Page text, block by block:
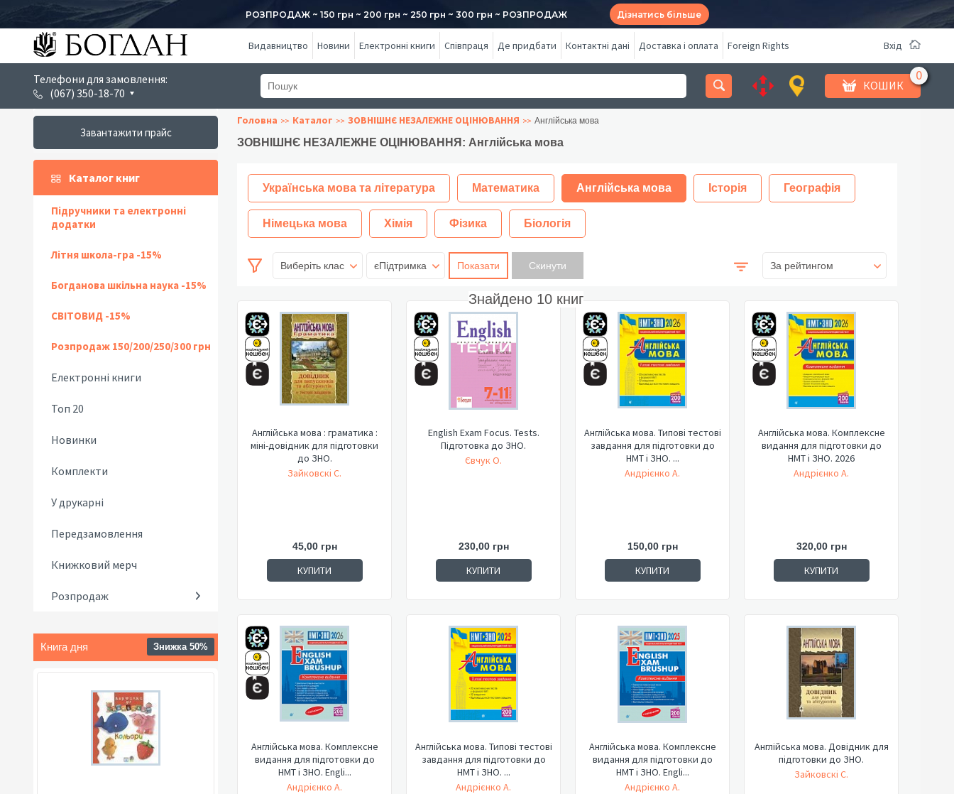
РОЗПРОДАЖ ~ 150 грн ~ 200 грн ~ 250 грн ~ 300 грн ~ РОЗПРОДАЖ Дізнатись більше
Видавництво Новини Електронні книги Співпраця Де придбати Контактні дані Доставка і оплата Foreign Rights Вхід
Телефони для замовлення:
(067) 350-18-70
КОШИК
Завантажити прайс
Каталог книг
Підручники та електронні
додатки
Літня школа-гра -15%
Богданова шкільна наука -15%
СВІТОВИД -15%
Розпродаж 150/200/250/300 грн
Електронні книги
Топ 20
Новинки
Комплекти
У друкарні
Передзамовлення
Книжковий мерч
Розпродаж
Книга дня Знижка 50%
Головна Каталог ЗОВНІШНЄ НЕЗАЛЕЖНЕ ОЦІНЮВАННЯ Англійська мова
ЗОВНІШНЄ НЕЗАЛЕЖНЕ ОЦІНЮВАННЯ: Англійська мова
Українська мова та література Математика Англійська мова Історія Географія
Німецька мова Хімія Фізика Біологія
Виберіть клас єПідтримка Показати
Знайдено 10 книг
За рейтингом
Англійська мова : граматика :
міні-довідник для підготовки
до ЗНО.
Зайковскі С.
45,00 грн
КУПИТИ
English Exam Focus. Tests.
Підготовка до ЗНО.
Євчук О.
230,00 грн
КУПИТИ
Англійська мова. Типові тестові
завдання для підготовки до
НМТ і ЗНО. ...
Андрієнко А.
150,00 грн
КУПИТИ
Англійська мова. Комплексне
видання для підготовки до
НМТ і ЗНО. 2026
Андрієнко А.
320,00 грн
КУПИТИ
Англійська мова. Комплексне
видання для підготовки до
НМТ і ЗНО. Engli...
Андрієнко А.
Англійська мова. Типові тестові
завдання для підготовки до
НМТ і ЗНО. ...
Андрієнко А.
Англійська мова. Комплексне
видання для підготовки до
НМТ і ЗНО. Engli...
Андрієнко А.
Англійська мова. Довідник для
підготовки до ЗНО.
Зайковскі С.